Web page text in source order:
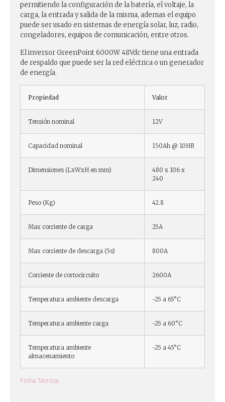
permitiendo la configuración de la batería, el voltaje, la
carga, la entrada y salida de la misma, ademas el equipo
puede ser usado en sistemas de energía solar, luz, radio,
congeladores, equipos de comunicación, entre otros.
El inversor GreenPoint 6000W 48Vdc tiene una entrada
de respaldo que puede ser la red eléctrica o un generador
de energía.
Propiedad Valor
Tensión nominal 12V
Capacidad nominal 150Ah @ 10HR
Dimensiones (LxWxH en mm)
480 x 106 x
240
Peso (Kg) 42.8
Max corriente de carga 25A
Max corriente de descarga (5s) 800A
Corriente de cortocircuito 2600A
Temperatura ambiente descarga -25 a 65°C
Temperatura ambiente carga -25 a 60°C
Temperatura ambiente
almacenamiento
-25 a 45°C
Ficha Técnica